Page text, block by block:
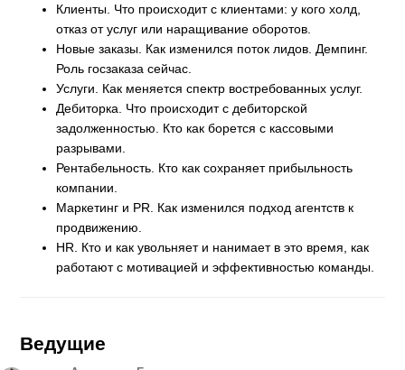
Клиенты. Что происходит с клиентами: у кого холд,
отказ от услуг или наращивание оборотов.
Новые заказы. Как изменился поток лидов. Демпинг.
Роль госзаказа сейчас.
Услуги. Как меняется спектр востребованных услуг.
Дебиторка. Что происходит с дебиторской
задолженностью. Кто как борется с кассовыми
разрывами.
Рентабельность. Кто как сохраняет прибыльность
компании.
Маркетинг и PR. Как изменился подход агентств к
продвижению.
HR. Кто и как увольняет и нанимает в это время, как
работают с мотивацией и эффективностью команды.
Ведущие